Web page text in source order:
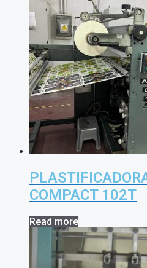
COMPACT 102T
Read more